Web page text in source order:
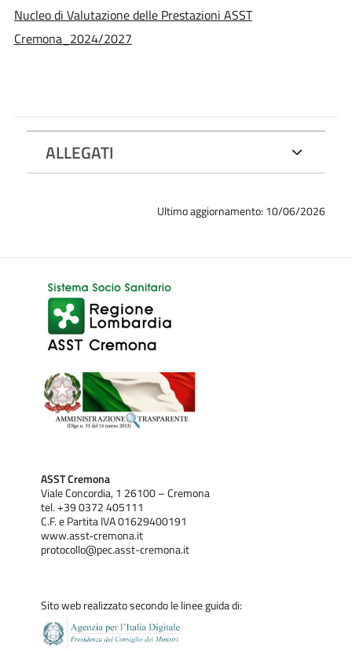
Nucleo di Valutazione delle Prestazioni ASST
Cremona_2024/2027
ALLEGATI
Ultimo aggiornamento: 10/06/2026
ASST Cremona
Viale Concordia, 1 26100 – Cremona
tel. +39 0372 405111
C.F. e Partita IVA 01629400191
www.asst‐cremona.it
protocollo@pec.asst-cremona.it
Sito web realizzato secondo le linee guida di: